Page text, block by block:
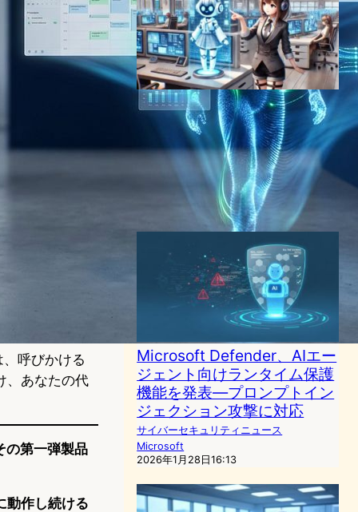
呼びかける
、あなたの代
の第一弾製品
動作し続ける
AIエージェント革命の始まり
〜 単なるチャットボットを超
えた”知的アシスタント”の正
体に迫る
AI（人工知能）ニュース｜
チャットボットニュース
2024年11月29日20:06
Microsoft Defender、AIエー
ジェント向けランタイム保護
機能を発表—プロンプトイン
ジェクション攻撃に対応
サイバーセキュリティニュース
Microsoft
2026年1月28日16:13